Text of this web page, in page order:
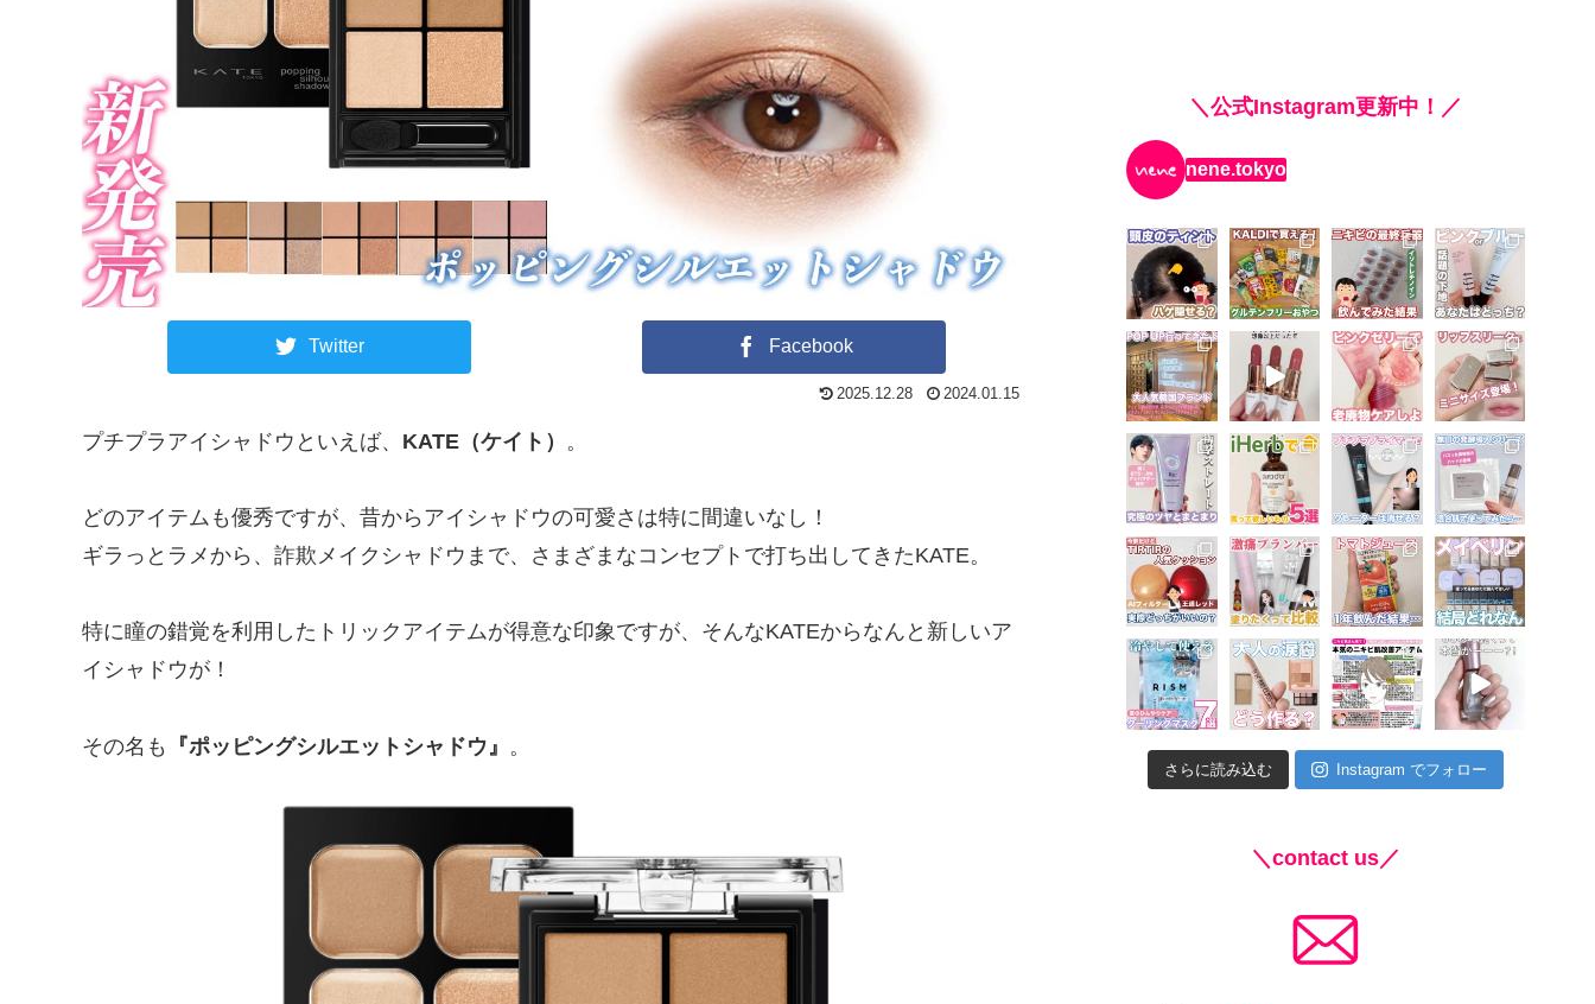
Twitter Facebook
2025.12.28 2024.01.15
プチプラアイシャドウといえば、 KATE（ケイト） 。
どのアイテムも優秀ですが、昔からアイシャドウの可愛さは特に間違いなし！
ギラっとラメから、詐欺メイクシャドウまで、さまざまなコンセプトで打ち出してきたKATE。
特に瞳の錯覚を利用したトリックアイテムが得意な印象ですが、そんなKATEからなんと新しいア
イシャドウが！
その名も 『ポッピングシルエットシャドウ』 。
＼公式Instagram更新中！／
nene.tokyo
さらに読み込む Instagram でフォロー
＼contact us／